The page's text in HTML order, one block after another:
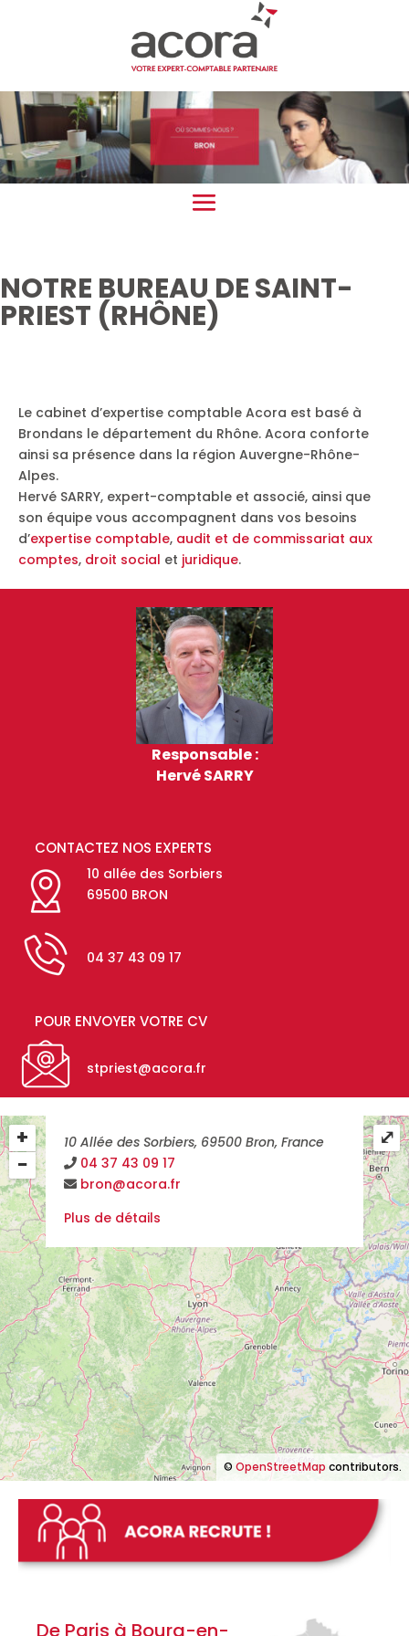
NOTRE BUREAU DE SAINT-
PRIEST (RHÔNE)
Le cabinet d’expertise comptable Acora est basé à
Brondans le département du Rhône. Acora conforte
ainsi sa présence dans la région Auvergne-Rhône-
Alpes.
Hervé SARRY, expert-comptable et associé, ainsi que
son équipe vous accompagnent dans vos besoins
d’expertise comptable, audit et de commissariat aux
comptes, droit social et juridique.
Responsable :
Hervé SARRY
CONTACTEZ NOS EXPERTS
10 allée des Sorbiers
69500 BRON
04 37 43 09 17
POUR ENVOYER VOTRE CV
stpriest@acora.fr
10 Allée des Sorbiers, 69500 Bron, France
04 37 43 09 17
bron@acora.fr
Plus de détails
+
−
© OpenStreetMap contributors.
⤢
De Paris à Bourg-en-